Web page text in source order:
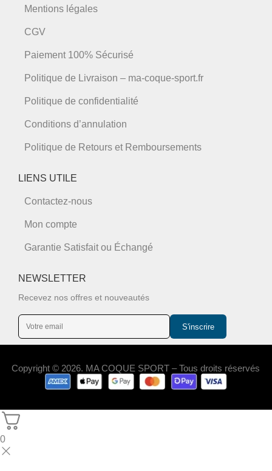
Mentions légales
CGV
Paiement 100% Sécurisé
Politique de Livraison – ma-coque-sport.fr
Politique de confidentialité
Conditions d’annulation
Politique de Retours et Remboursements
LIENS UTILE
Contactez-nous
Mon compte
Garantie Satisfait ou Échangé
NEWSLETTER
Recevez nos offres et nouveautés
S'inscrire
Copyright © 2026. MA COQUE SPORT – Tous droits réservés
0